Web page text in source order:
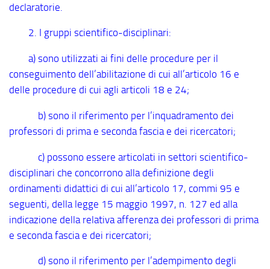
declaratorie.
2. I gruppi scientifico-disciplinari:
a) sono utilizzati ai fini delle procedure per il
conseguimento dell’abilitazione di cui all’articolo 16 e
delle procedure di cui agli articoli 18 e 24;
b) sono il riferimento per l’inquadramento dei
professori di prima e seconda fascia e dei ricercatori;
c) possono essere articolati in settori scientifico-
disciplinari che concorrono alla definizione degli
ordinamenti didattici di cui all’articolo 17, commi 95 e
seguenti, della legge 15 maggio 1997, n. 127 ed alla
indicazione della relativa afferenza dei professori di prima
e seconda fascia e dei ricercatori;
d) sono il riferimento per l’adempimento degli